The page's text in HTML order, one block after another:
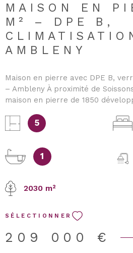
MAISON EN
M² – DPE B,
AMBLENY
Maison en pierre avec DPE B,
– Ambleny À proximité de
maison en pierre de 1850
Son DPE B constitue un
pour une maison ancienne. Elle
climatisation, d’un poêle à
double foyer et d’une isolation
ancienne lumineuse et atypique Le
double foyer, prolongée par un
besoins, être aménagé en
distingue par son espace vitré
Baigné de lumière et équipé d’un
5
1
2030 m²
SÉLECTIONNER
209 000 €